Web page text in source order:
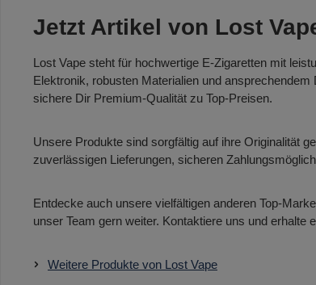
Jetzt Artikel von Lost
Lost Vape steht für hochwertige E-Zigaretten mit
Elektronik, robusten Materialien und
sichere Dir Premium-Qualität zu Top-Preisen.
Unsere Produkte sind sorgfältig auf ihre Originalität
zuverlässigen Lieferungen, sicheren
Entdecke auch unsere vielfältigen anderen Top-
unser Team gern weiter. Kontaktiere uns und erhalte
Weitere Produkte von Lost Vape